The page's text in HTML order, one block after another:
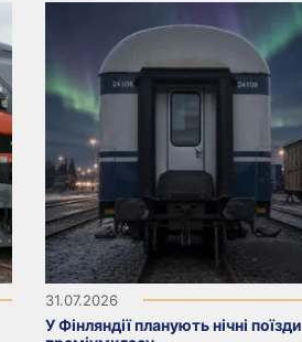
31.07.2026
У Фінляндії планують нічні поїзди